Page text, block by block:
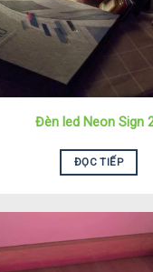
Đèn led Neon Sign
ĐỌC TIẾP